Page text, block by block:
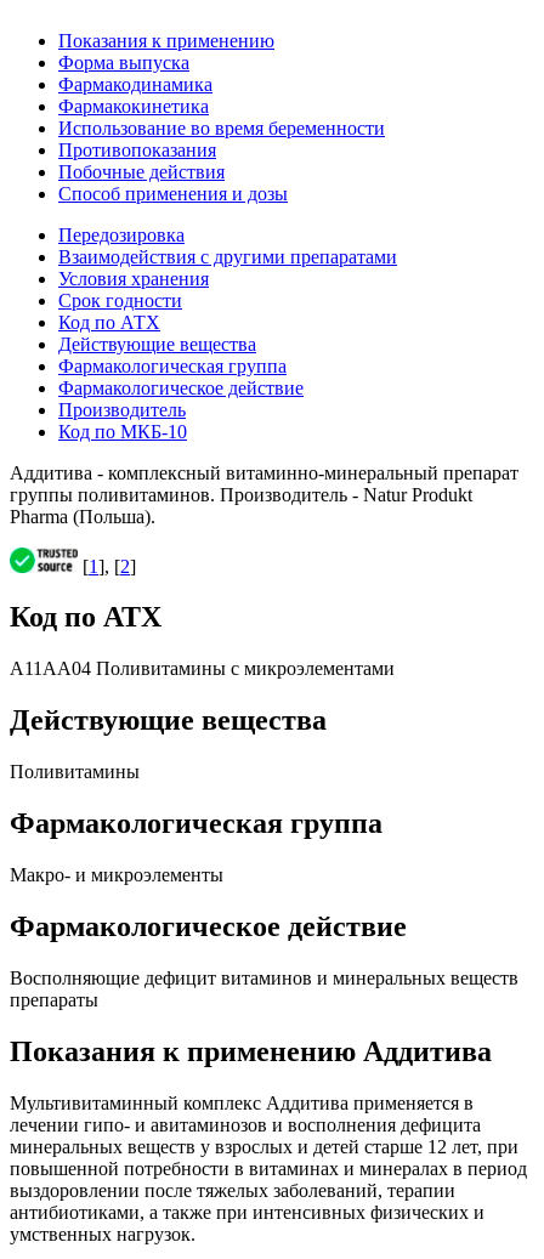
Показания к применению
Форма выпуска
Фармакодинамика
Фармакокинетика
Использование во время беременности
Противопоказания
Побочные действия
Способ применения и дозы
Передозировка
Взаимодействия с другими препаратами
Условия хранения
Срок годности
Код по АТХ
Действующие вещества
Фармакологическая группа
Фармакологическое действие
Производитель
Код по МКБ-10
Аддитива - комплексный витаминно-минеральный препарат
группы поливитаминов. Производитель - Natur Produkt
Pharma (Польша).
[1], [2]
Код по АТХ
A11AA04 Поливитамины с микроэлементами
Действующие вещества
Поливитамины
Фармакологическая группа
Макро- и микроэлементы
Фармакологическое действие
Восполняющие дефицит витаминов и минеральных веществ
препараты
Показания к применению Аддитива
Мультивитаминный комплекс Аддитива применяется в
лечении гипо- и авитаминозов и восполнения дефицита
минеральных веществ у взрослых и детей старше 12 лет, при
повышенной потребности в витаминах и минералах в период
выздоровлении после тяжелых заболеваний, терапии
антибиотиками, а также при интенсивных физических и
умственных нагрузок.